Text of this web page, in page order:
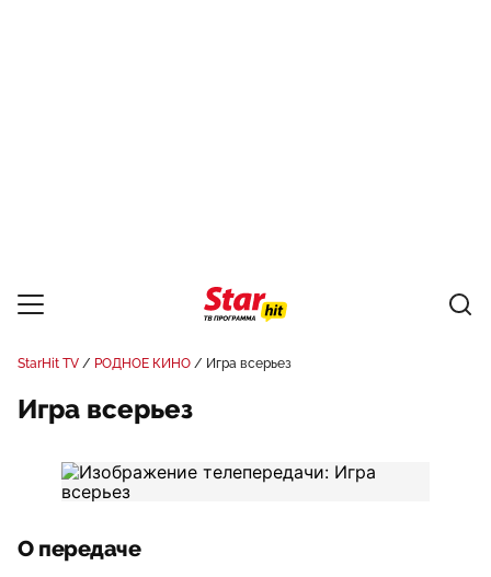
StarHit TV РОДНОЕ КИНО Игра всерьез
Игра всерьез
О передаче